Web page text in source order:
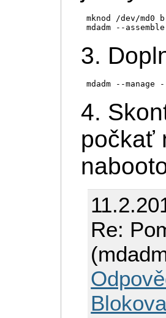
mknod /dev/md0
mdadm --
3.
mdadm --
4.
počkať
Re: